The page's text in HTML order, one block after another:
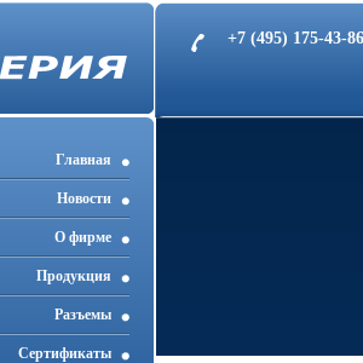
+7 (495) 175-43-
Главная
Новости
О фирме
Продукция
Разъемы
Cертификаты